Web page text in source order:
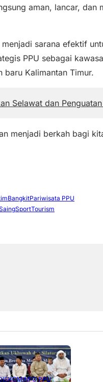
aman, lancar, dan
sarana efektif
PPU sebagai
baru Kalimantan Timur.
Selawat dan
menjadi berkah bagi
Pariwisata PPU
SportTourism
PPU